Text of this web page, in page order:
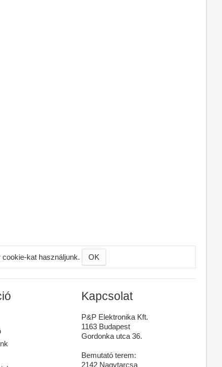
kat használjunk. OK
Kapcsolat
P&P Elektronika Kft.
1163 Budapest
Gordonka utca 36.
Bemutató terem:
2142 Nagytarcsa